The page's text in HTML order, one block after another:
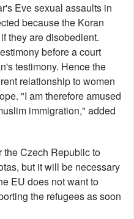
Eve sexual assaults in
because the Koran
they are disobedient.
before a court
testimony. Hence the
relationship to women
"I am therefore amused
immigration," added
the Czech Republic to
but it will be necessary
EU does not want to
the refugees as soon